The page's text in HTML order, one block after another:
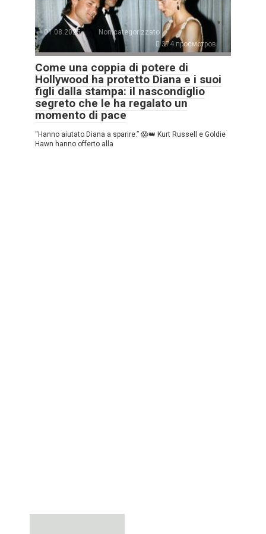
01.08.2025
Non categorizzato
374 просмотров
Come una coppia di potere di
Hollywood ha protetto Diana e i suoi
figli dalla stampa: il nascondiglio
segreto che le ha regalato un
momento di pace
“Hanno aiutato Diana a sparire.” 😱👑 Kurt Russell e Goldie
Hawn hanno offerto alla